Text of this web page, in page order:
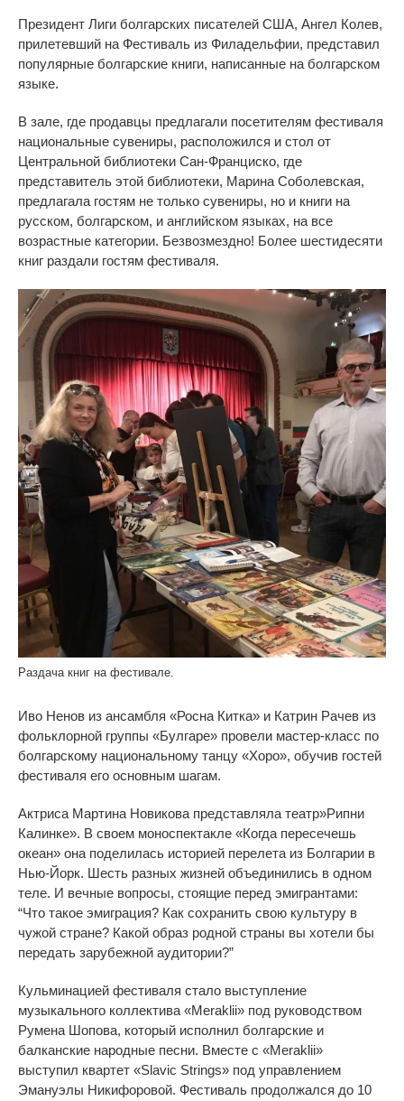
Президент Лиги болгарских писателей США, Ангел Колев,
прилетевший на Фестиваль из Филадельфии, представил
популярные болгарские книги, написанные на болгарском
языке.
В зале, где продавцы предлагали посетителям фестиваля
национальные сувениры, расположился и стол от
Центральной библиотеки Сан-Франциско, где
представитель этой библиотеки, Марина Соболевская,
предлагала гостям не только сувениры, но и книги на
русском, болгарском, и английском языках, на все
возрастные категории. Безвозмездно! Более шестидесяти
книг раздали гостям фестиваля.
Раздача книг на фестивале.
Иво Ненов из ансамбля «Росна Китка» и Катрин Рачев из
фольклорной группы «Булгаре» провели мастер-класс по
болгарскому национальному танцу «Хоро», обучив гостей
фестиваля его основным шагам.
Актриса Мартина Новикова представляла театр»Рипни
Калинке». В своем моноспектакле «Когда пересечешь
океан» она поделилась историей перелета из Болгарии в
Нью-Йорк. Шесть разных жизней объединились в одном
теле. И вечные вопросы, стоящие перед эмигрантами:
“Что такое эмиграция? Как сохранить свою культуру в
чужой стране? Какой образ родной страны вы хотели бы
передать зарубежной аудитории?”
Кульминацией фестиваля стало выступление
музыкального коллектива «Meraklii» под руководством
Румена Шопова, который исполнил болгарские и
балканские народные песни. Вместе с «Meraklii»
выступил квартет «Slavic Strings» под управлением
Эмануэлы Никифоровой. Фестиваль продолжался до 10